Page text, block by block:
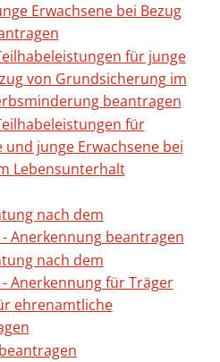
Erwachsene bei Bezug
für junge
von Grundsicherung im
beantragen
für
und junge Erwachsene bei
Lebensunterhalt
nach dem
Anerkennung beantragen
nach dem
Anerkennung für Träger
ehrenamtliche